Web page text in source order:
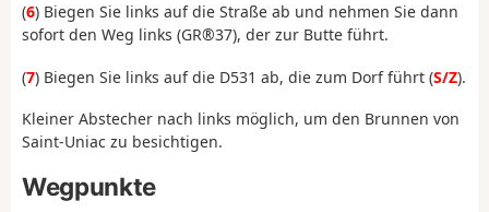
(6) Biegen Sie links auf die Straße ab und nehmen Sie dann
sofort den Weg links (GR®37), der zur Butte führt.
(7) Biegen Sie links auf die D531 ab, die zum Dorf führt (S/Z).
Kleiner Abstecher nach links möglich, um den Brunnen von
Saint-Uniac zu besichtigen.
Wegpunkte